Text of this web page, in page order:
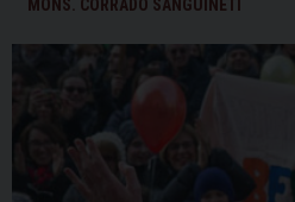
MONS. CORRADO SANGUINETI